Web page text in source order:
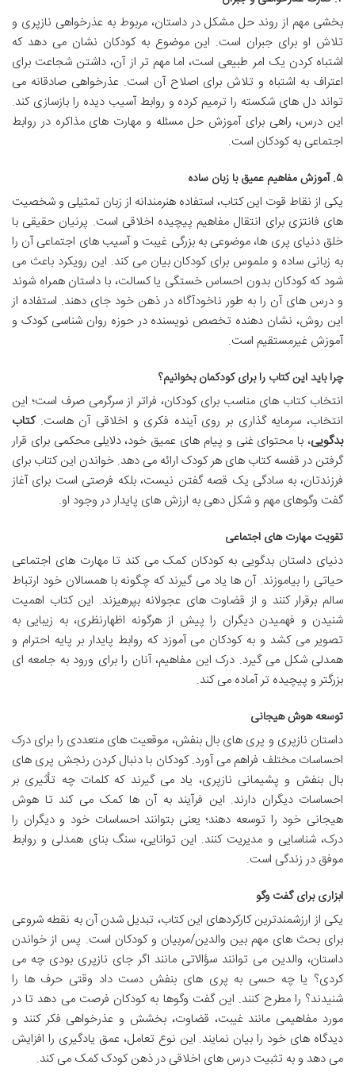
بخشی مهم از روند حل مشکل در داستان، مربوط به عذرخواهی نازپری و
تلاش او برای جبران است. این موضوع به کودکان نشان می دهد که
اشتباه کردن یک امر طبیعی است، اما مهم تر از آن، داشتن شجاعت برای
اعتراف به اشتباه و تلاش برای اصلاح آن است. عذرخواهی صادقانه می
تواند دل های شکسته را ترمیم کرده و روابط آسیب دیده را بازسازی کند.
این درس، راهی برای آموزش حل مسئله و مهارت های مذاکره در روابط
اجتماعی به کودکان است.
۵. آموزش مفاهیم عمیق با زبان ساده
یکی از نقاط قوت این کتاب، استفاده هنرمندانه از زبان تمثیلی و شخصیت
های فانتزی برای انتقال مفاهیم پیچیده اخلاقی است. پرنیان حقیقی با
خلق دنیای پری ها، موضوعی به بزرگی غیبت و آسیب های اجتماعی آن را
به زبانی ساده و ملموس برای کودکان بیان می کند. این رویکرد باعث می
شود که کودکان بدون احساس خستگی یا کسالت، با داستان همراه شوند
و درس های آن را به طور ناخودآگاه در ذهن خود جای دهند. استفاده از
این روش، نشان دهنده تخصص نویسنده در حوزه روان شناسی کودک و
آموزش غیرمستقیم است.
چرا باید این کتاب را برای کودکمان بخوانیم؟
انتخاب کتاب های مناسب برای کودکان، فراتر از سرگرمی صرف است؛ این
انتخاب، سرمایه گذاری بر روی آینده فکری و اخلاقی آن هاست.کتاب
بدگویی، با محتوای غنی و پیام های عمیق خود، دلایلی محکمی برای قرار
گرفتن در قفسه کتاب های هر کودک ارائه می دهد. خواندن این کتاب برای
فرزندتان، به سادگی یک قصه گفتن نیست، بلکه فرصتی است برای آغاز
گفت وگوهای مهم و شکل دهی به ارزش های پایدار در وجود او.
تقویت مهارت های اجتماعی
دنیای داستان بدگویی به کودکان کمک می کند تا مهارت های اجتماعی
حیاتی را بیاموزند. آن ها یاد می گیرند که چگونه با همسالان خود ارتباط
سالم برقرار کنند و از قضاوت های عجولانه بپرهیزند. این کتاب اهمیت
شنیدن و فهمیدن دیگران را پیش از هرگونه اظهارنظری، به زیبایی به
تصویر می کشد و به کودکان می آموزد که روابط پایدار بر پایه احترام و
همدلی شکل می گیرد. درک این مفاهیم، آنان را برای ورود به جامعه ای
بزرگتر و پیچیده تر آماده می کند.
توسعه هوش هیجانی
داستان نازپری و پری های بال بنفش، موقعیت های متعددی را برای درک
احساسات مختلف فراهم می آورد. کودکان با دنبال کردن رنجش پری های
بال بنفش و پشیمانی نازپری، یاد می گیرند که کلمات چه تأثیری بر
احساسات دیگران دارند. این فرآیند به آن ها کمک می کند تا هوش
هیجانی خود را توسعه دهند؛ یعنی بتوانند احساسات خود و دیگران را
درک، شناسایی و مدیریت کنند. این توانایی، سنگ بنای همدلی و روابط
موفق در زندگی است.
ابزاری برای گفت وگو
یکی از ارزشمندترین کارکردهای این کتاب، تبدیل شدن آن به نقطه شروعی
برای بحث های مهم بین والدین/مربیان و کودکان است. پس از خواندن
داستان، والدین می توانند سؤالاتی مانند اگر جای نازپری بودی چه می
کردی؟ یا چه حسی به پری های بنفش دست داد وقتی حرف ها را
شنیدند؟ را مطرح کنند. این گفت وگوها به کودکان فرصت می دهد تا در
مورد مفاهیمی مانند غیبت، قضاوت، بخشش و عذرخواهی فکر کنند و
دیدگاه های خود را بیان نمایند. این نوع تعامل، عمق یادگیری را افزایش
می دهد و به تثبیت درس های اخلاقی در ذهن کودک کمک می کند.